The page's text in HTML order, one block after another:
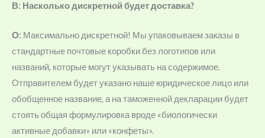
В: Насколько дискретной будет доставка?
О: Максимально дискретной! Мы упаковываем заказы в
стандартные почтовые коробки без логотипов или
названий, которые могут указывать на содержимое.
Отправителем будет указано наше юридическое лицо или
обобщенное название, а на таможенной декларации будет
стоять общая формулировка вроде «биологически
активные добавки» или «конфеты».